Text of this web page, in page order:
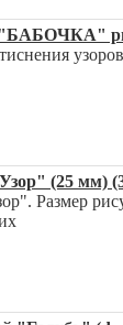
(25 мм)
Размер